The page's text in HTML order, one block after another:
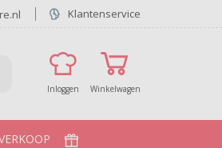
Klantenservice
Inloggen Winkelwagen